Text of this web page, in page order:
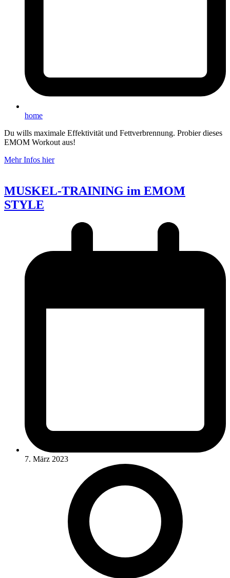
home
Du wills maximale Effektivität und Fettverbrennung. Probier dieses
EMOM Workout aus!
Mehr Infos hier
MUSKEL-TRAINING im EMOM
STYLE
7. März 2023